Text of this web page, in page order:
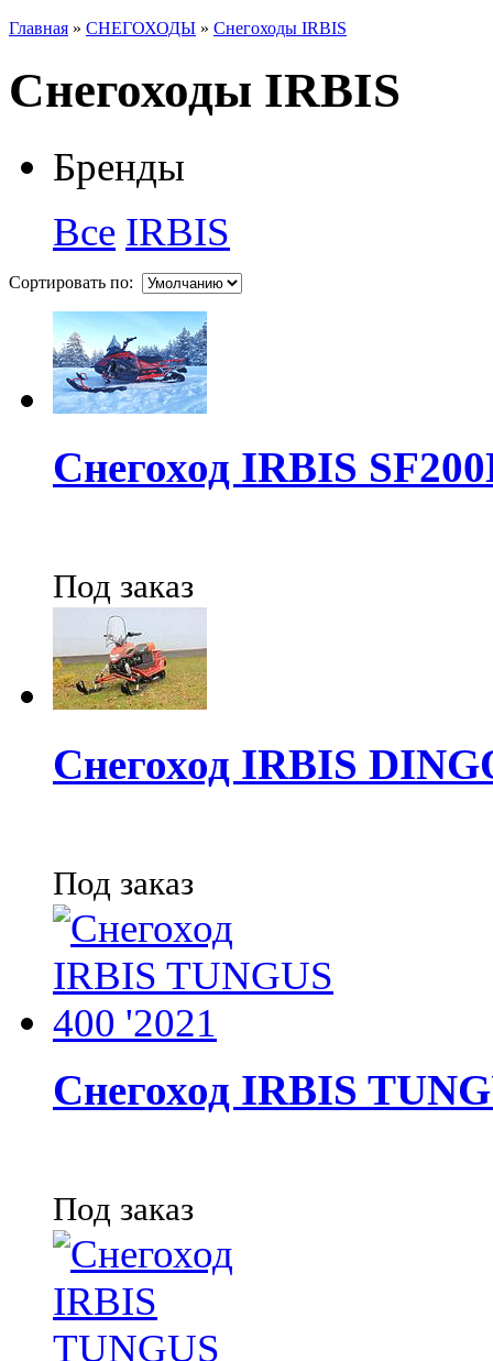
Главная » СНЕГОХОДЫ » Снегоходы IRBIS
Снегоходы IRBIS
Бренды
Все IRBIS
Сортировать по:
Снегоход IRBIS
Под заказ
Снегоход IRBIS
Под заказ
Снегоход IRBIS
Под заказ